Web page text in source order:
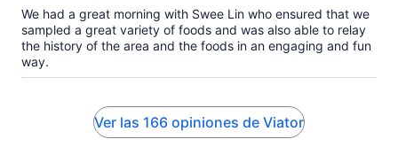
We had a great morning with Swee Lin who ensured that we
sampled a great variety of foods and was also able to relay
the history of the area and the foods in an engaging and fun
way.
Ver las 166 opiniones de Viator